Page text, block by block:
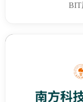
BIT